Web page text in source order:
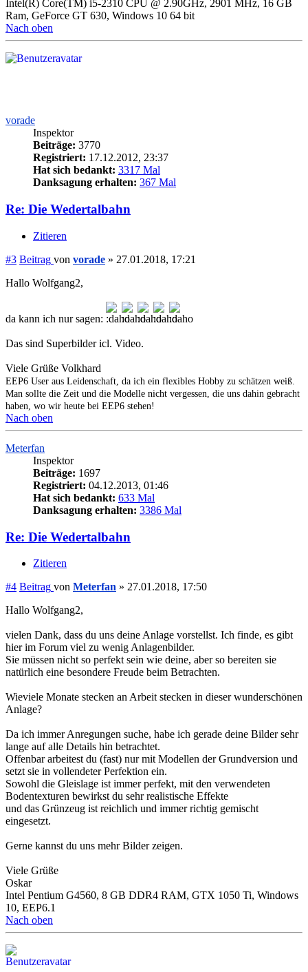
Intel(R) Core(TM) i5-2310 CPU @ 2.90GHz, 2901 MHz, 16 GB
Ram, GeForce GT 630, Windows 10 64 bit
Nach oben
vorade
Inspektor
Beiträge: 3770
Registriert: 17.12.2012, 23:37
Hat sich bedankt: 3317 Mal
Danksagung erhalten: 367 Mal
Re: Die Wedertalbahn
Zitieren
#3 Beitrag von vorade » 27.01.2018, 17:21
Hallo Wolfgang2,
da kann ich nur sagen:
Das sind Superbilder icl. Video.
Viele Grüße Volkhard
EEP6 User aus Leidenschaft, da ich ein flexibles Hobby zu schätzen weiß.
Man sollte die Zeit und die Modelle nicht vergessen, die uns dahin gebracht
haben, wo wir heute bei EEP6 stehen!
Nach oben
Meterfan
Inspektor
Beiträge: 1697
Registriert: 04.12.2013, 01:46
Hat sich bedankt: 633 Mal
Danksagung erhalten: 3386 Mal
Re: Die Wedertalbahn
Zitieren
#4 Beitrag von Meterfan » 27.01.2018, 17:50
Hallo Wolfgang2,
vielen Dank, dass du uns deine Anlage vorstellst. Ich finde, es gibt
hier im Forum viel zu wenig Anlagenbilder.
Sie müssen nicht so perfekt sein wie deine, aber so bereiten sie
natürlich eine besondere Freude beim Betrachten.
Wieviele Monate stecken an Arbeit stecken in dieser wunderschönen
Anlage?
Da ich immer Anregungen suche, habe ich gerade deine Bilder sehr
lange auf alle Details hin betrachtet.
Offenbar arbeitest du (fast) nur mit Modellen der Grundversion und
setzt sie in vollendeter Perfektion ein.
Sowohl die Gleislage ist immer perfekt, mit den verwendeten
Bodentexturen bewirkst du sehr realistische Effekte
und das Grünzeug ist reichlich und immer richtig gemischt
eingesetzt.
Gerne kannst du uns mehr Bilder zeigen.
Viele Grüße
Oskar
Intel Pentium G4560, 8 GB DDR4 RAM, GTX 1050 Ti, Windows
10, EEP6.1
Nach oben